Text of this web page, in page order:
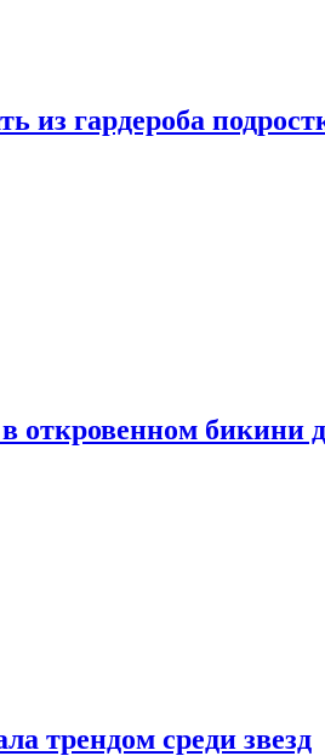
из гардероба
откровенном бикини
трендом среди звезд